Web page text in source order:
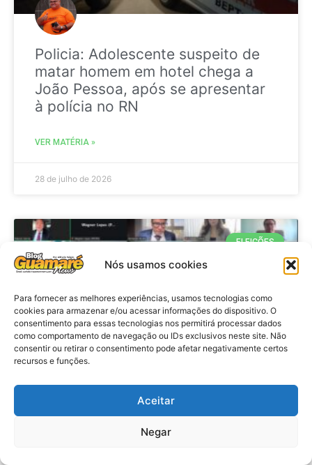
Nós usamos cookies
Para fornecer as melhores experiências, usamos tecnologias como
cookies para armazenar e/ou acessar informações do dispositivo. O
consentimento para essas tecnologias nos permitirá processar dados
como comportamento de navegação ou IDs exclusivos neste site. Não
consentir ou retirar o consentimento pode afetar negativamente certos
recursos e funções.
Aceitar
Negar
Policia: Adolescente suspeito de
matar homem em hotel chega a
João Pessoa, após se apresentar
à polícia no RN
VER MATÉRIA »
28 de julho de 2026
ELEIÇÕES
Eleições 2026: procuradores e
promotores eleitorais realizam
reunião de alinhamento no RN